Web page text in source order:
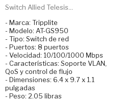
Switch Allied Telesis...
- Marca: Tripplite
- Modelo: AT-GS950
- Tipo: Switch de red
- Puertos: 8 puertos
- Velocidad: 10/100/1000 Mbps
- Características: Soporte VLAN,
QoS y control de flujo
- Dimensiones: 6.4 x 9.7 x 1.1
pulgadas
- Peso: 2.05 libras